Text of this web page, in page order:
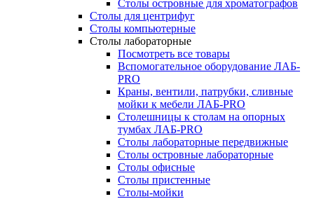
Столы островные для хроматографов
Столы для центрифуг
Столы компьютерные
Столы лабораторные
Посмотреть все товары
Вспомогательное оборудование ЛАБ-
PRO
Краны, вентили, патрубки, сливные
мойки к мебели ЛАБ-PRO
Столешницы к столам на опорных
тумбах ЛАБ-PRO
Столы лабораторные передвижные
Столы островные лабораторные
Столы офисные
Столы пристенные
Столы-мойки